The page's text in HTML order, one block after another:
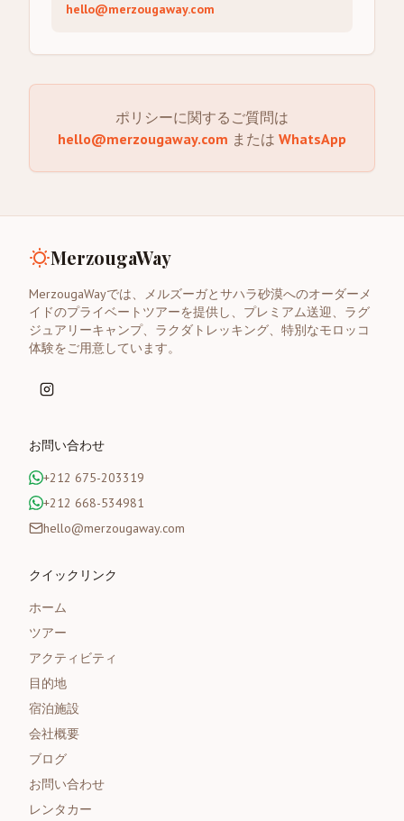
hello@merzougaway.com
ポリシーに関するご質問は
hello@merzougaway.com または WhatsApp
MerzougaWay
MerzougaWayでは、メルズーガとサハラ砂漠へのオーダーメ
イドのプライベートツアーを提供し、プレミアム送迎、ラグ
ジュアリーキャンプ、ラクダトレッキング、特別なモロッコ
体験をご用意しています。
お問い合わせ
+212 675-203319
+212 668-534981
hello@merzougaway.com
クイックリンク
ホーム
ツアー
アクティビティ
目的地
宿泊施設
会社概要
ブログ
お問い合わせ
レンタカー